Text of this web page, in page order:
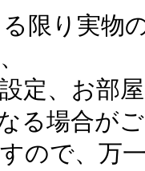
限り実物
定、お部
る場合が
ので、万